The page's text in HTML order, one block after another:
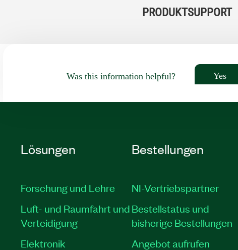
PRODUKTSUPPORT
Was this information helpful? Yes
Lösungen
Forschung und Lehre
Luft- und Raumfahrt und
Verteidigung
Elektronik
Bestellungen
NI-Vertriebspartner
Bestellstatus und
bisherige Bestellungen
Angebot aufrufen